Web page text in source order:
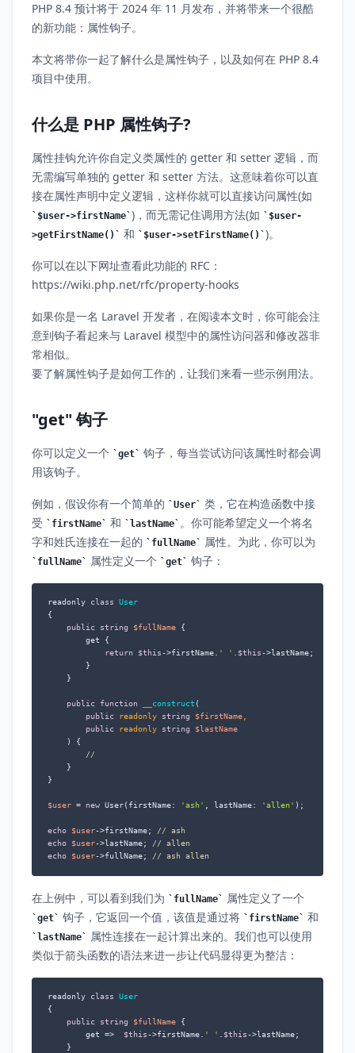
PHP 8.4 预计将于 2024 年 11 月发布，并将带来一个很酷
的新功能：属性钩子。
本文将带你一起了解什么是属性钩子，以及如何在 PHP 8.4
项目中使用。
什么是 PHP 属性钩子?
属性挂钩允许你自定义类属性的 getter 和 setter 逻辑，而
无需编写单独的 getter 和 setter 方法。这意味着你可以直
接在属性声明中定义逻辑，这样你就可以直接访问属性(如
$user->firstName )，而无需记住调用方法(如
$user-
>getFirstName()
和 $user->setFirstName() )。
你可以在以下网址查看此功能的 RFC：
https://wiki.php.net/rfc/property-hooks
如果你是一名 Laravel 开发者，在阅读本文时，你可能会注
意到钩子看起来与 Laravel 模型中的属性访问器和修改器非
常相似。
要了解属性钩子是如何工作的，让我们来看一些示例用法。
"get" 钩子
你可以定义一个 get
钩子，每当尝试访问该属性时都会调
用该钩子。
例如，假设你有一个简单的 User
类，它在构造函数中接
受
firstName 和 lastName 。你可能希望定义一个将名
字和姓氏连接在一起的
fullName 属性。为此，你可以为
fullName 属性定义一个 get 钩子：
readonly class
User
{
public
string $fullName {
        get {
return
$this->firstName. ' ' . $this->lastName;
        }
    }
public function __construct (
public readonly string $firstName,
public readonly string
$lastName
)
{
//
    }
}
$user = new User(firstName: 'ash' , lastName: 'allen' );
echo $user->firstName;
// ash
echo
$user->lastName;
// allen
echo
$user->fullName; // ash allen
在上例中，可以看到我们为 fullName 属性定义了一个
get 钩子，它返回一个值，该值是通过将 firstName 和
lastName
属性连接在一起计算出来的。我们也可以使用
类似于箭头函数的语法来进一步让代码显得更为整洁：
readonly class
User
{
public
string $fullName {
        get =>
$this->firstName. ' ' . $this->lastName;
    }